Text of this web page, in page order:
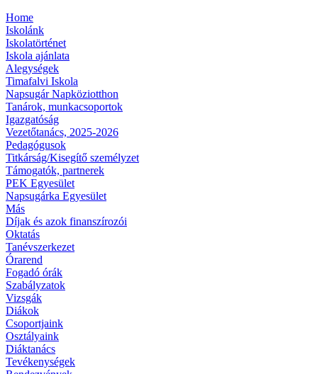
Home
Iskolánk
Iskolatörténet
Iskola ajánlata
Alegységek
Timafalvi Iskola
Napsugár Napköziotthon
Tanárok, munkacsoportok
Igazgatóság
Vezetőtanács, 2025-2026
Pedagógusok
Titkárság/Kisegítő személyzet
Támogatók, partnerek
PEK Egyesület
Napsugárka Egyesület
Más
Díjak és azok finanszírozói
Oktatás
Tanévszerkezet
Órarend
Fogadó órák
Szabályzatok
Vizsgák
Diákok
Csoportjaink
Osztályaink
Diáktanács
Tevékenységek